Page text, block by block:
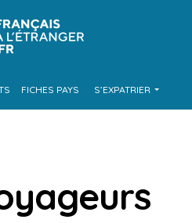
FICHES PAYS S’EXPATRIER